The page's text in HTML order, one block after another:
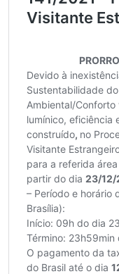
Controladoria-Geral da União
Ministério da Mulher, da
Secretaria-Geral
Secretaria de Governo
Gabinete de Segurança
Advocacia-Geral da União
Banco Central do Brasil